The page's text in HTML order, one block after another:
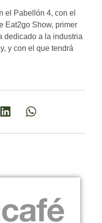
el Pabellón 4, con el
Eat2go Show, primer
dedicado a la industria
y con el que tendrá